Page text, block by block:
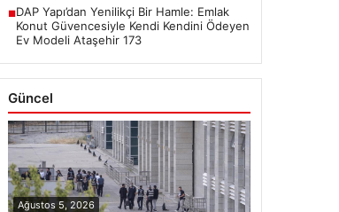
■DAP Yapı’dan Yenilikçi Bir Hamle: Emlak
Konut Güvencesiyle Kendi Kendini Ödeyen
Ev Modeli Ataşehir 173
Güncel
Ağustos 5, 2026